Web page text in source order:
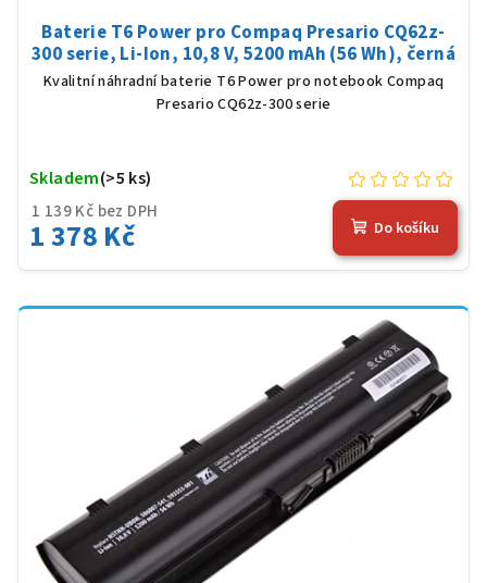
Baterie T6 Power pro Compaq Presario CQ62z-
300 serie, Li-Ion, 10,8 V, 5200 mAh (56 Wh), černá
Kvalitní náhradní baterie T6 Power pro notebook Compaq
Presario CQ62z-300 serie
1 139 Kč bez DPH
1 378 Kč
Skladem(>5 ks)
Do košíku